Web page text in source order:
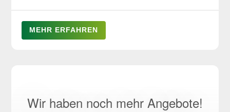
Sa 9-13 Uhr - Mittwoch geschlossen!
MEHR ERFAHREN
Wir haben noch mehr Angebote!